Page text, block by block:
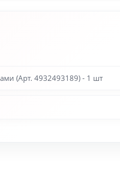
(Арт. 4932493189) - 1 шт